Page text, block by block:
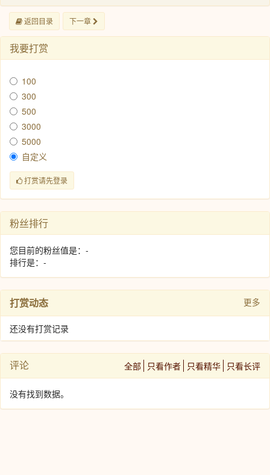
返回目录 下一章
我要打赏
100
300
500
3000
5000
自定义
打赏请先登录
粉丝排行
您目前的粉丝值是：-
排行是：-
打赏动态 更多
还没有打赏记录
评论 全部 只看作者 只看精华 只看长评
没有找到数据。